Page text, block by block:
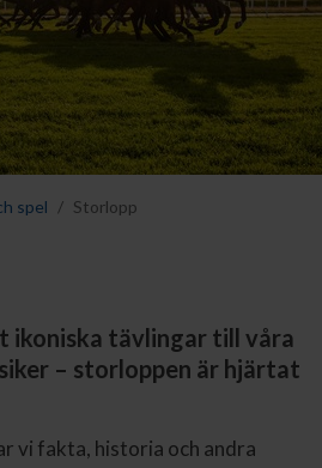
spel Storlopp
ikoniska tävlingar till våra
– storloppen är hjärtat
vi fakta, historia och andra